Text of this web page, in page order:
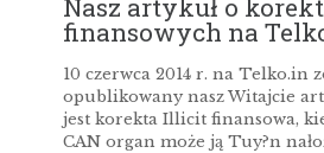
Nasz artykuł o
finansowych na
10 czerwca 2014 r. na Telko.in
opublikowany nasz Witajcie
jest korekta Illicit finansowa,
CAN organ może ją Tuy?n